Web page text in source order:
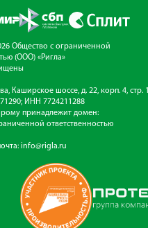
Общество с ограниченной
(ООО) «Ригла»
Каширское шоссе, д. 22, корп. 4, стр. 1
ИНН 7724211288
принадлежит домен:
ответственностью
info@rigla.ru